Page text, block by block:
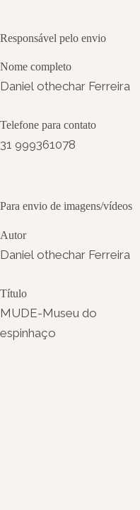
Responsável pelo envio
Nome completo
Daniel othechar Ferreira
Telefone para contato
31 999361078
Para envio de imagens/vídeos
Autor
Daniel othechar Ferreira
Título
MUDE-Museu do
espinhaço